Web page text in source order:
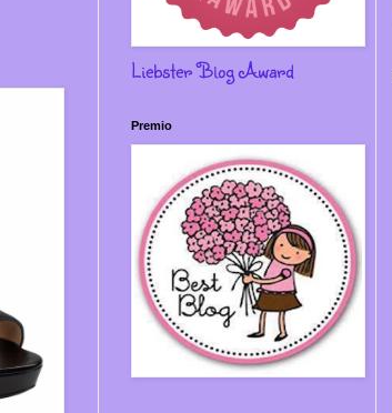
Liebster Blog Award
Premio